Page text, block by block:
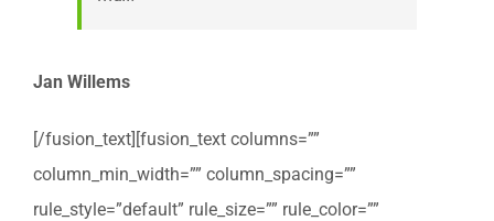
Jan Willems
[/fusion_text][fusion_text columns=””
column_min_width=”” column_spacing=””
rule_style=”default” rule_size=”” rule_color=””